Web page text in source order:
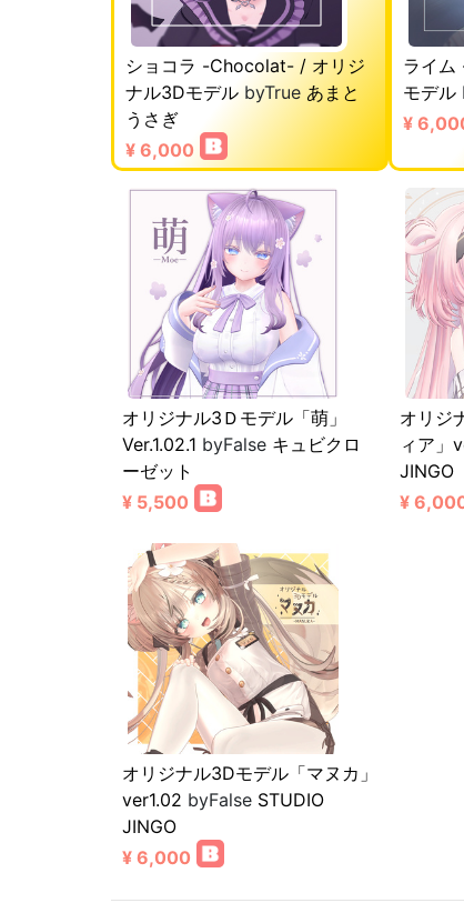
ショコラ -Chocolat- / オリジ
ナル3Dモデル byTrue あまと
うさぎ
¥ 6,000
ライム
モデル
¥
オリジナル3Ｄモデル「萌」
Ver.1.02.1 byFalse キュビクロ
ーゼット
¥ 5,500
オリジ
ィア」
JINGO
¥
オリジナル3Dモデル「マヌカ」
ver1.02 byFalse STUDIO
JINGO
¥ 6,000